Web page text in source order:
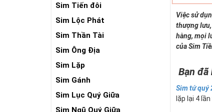
Sim Tiến đôi
Sim Lộc Phát
Sim Thần Tài
Sim Ông Địa
Sim Lặp
Sim Gánh
Sim Lục Quý Giữa
Sim Ngũ Quý Giữa
Việc sử
thượng
hàng, mọi
của Sim
Bạn đã
Sim tứ quý
lặp lại 4